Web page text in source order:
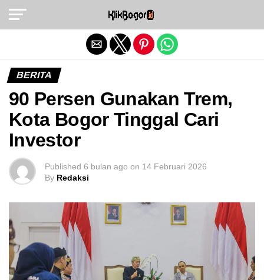
BERITA
90 Persen Gunakan Trem,
Kota Bogor Tinggal Cari
Investor
Published 6 bulan ago on 14 Februari 2026
By Redaksi
Exit mobile version